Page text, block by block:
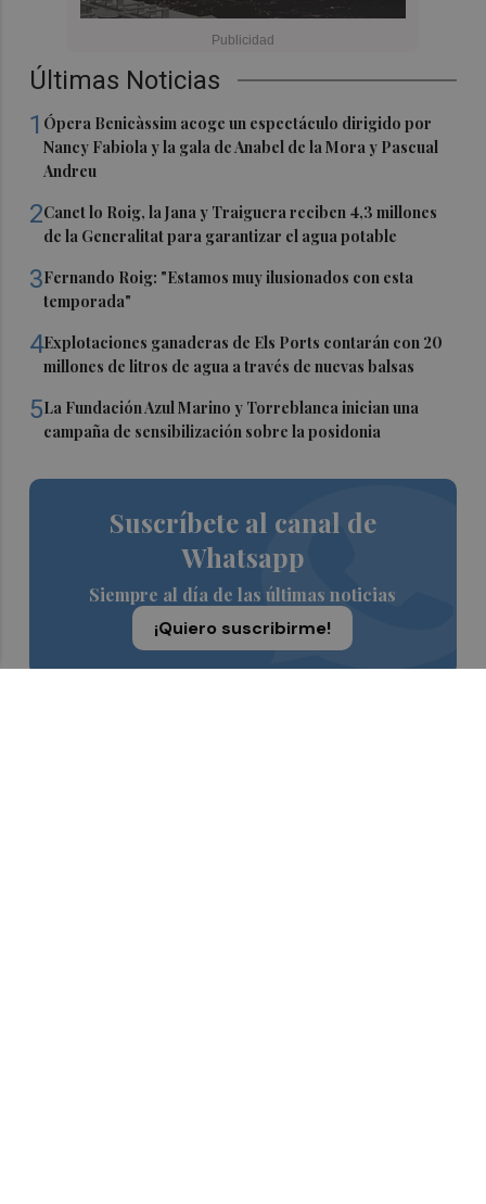
Últimas Noticias
1 Ópera Benicàssim acoge un espectáculo dirigido por
Nancy Fabiola y la gala de Anabel de la Mora y Pascual
Andreu
2Canet lo Roig, la Jana y Traiguera reciben 4,3 millones
de la Generalitat para garantizar el agua potable
3Fernando Roig: "Estamos muy ilusionados con esta
temporada"
4Explotaciones ganaderas de Els Ports contarán con 20
millones de litros de agua a través de nuevas balsas
5La Fundación Azul Marino y Torreblanca inician una
campaña de sensibilización sobre la posidonia
Suscríbete al canal de
Whatsapp
Siempre al día de las últimas noticias
¡Quiero suscribirme!